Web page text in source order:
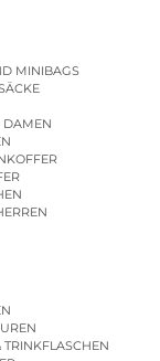
MINIBAGS
DAMEN